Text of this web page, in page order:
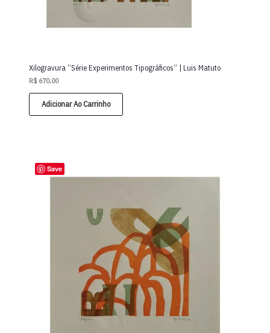
Xilogravura “Série Experimentos Tipográficos” | Luis Matuto
R$ 670,00
Adicionar Ao Carrinho
Save